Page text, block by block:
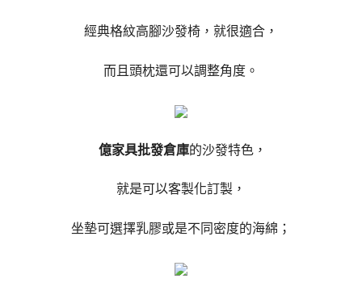
經典格紋高腳沙發椅，就很適合，
而且頭枕還可以調整角度。
億家具批發倉庫的沙發特色，
就是可以客製化訂製，
坐墊可選擇乳膠或是不同密度的海綿；